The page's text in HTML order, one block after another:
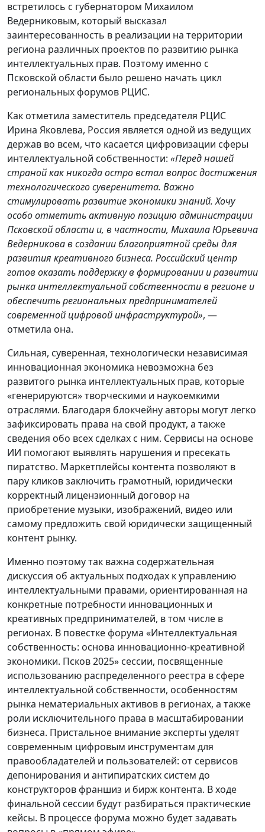
встретилось с губернатором Михаилом
Ведерниковым, который высказал
заинтересованность в реализации на территории
региона различных проектов по развитию рынка
интеллектуальных прав. Поэтому именно с
Псковской области было решено начать цикл
региональных форумов РЦИС.
Как отметила заместитель председателя РЦИС
Ирина Яковлева, Россия является одной из ведущих
держав во всем, что касается цифровизации сферы
интеллектуальной собственности: «Перед нашей
страной как никогда остро встал вопрос достижения
технологического суверенитета. Важно
стимулировать развитие экономики знаний. Хочу
особо отметить активную позицию администрации
Псковской области и, в частности, Михаила Юрьевича
Ведерникова в создании благоприятной среды для
развития креативного бизнеса. Российский центр
готов оказать поддержку в формировании и развитии
рынка интеллектуальной собственности в регионе и
обеспечить региональных предпринимателей
современной цифровой инфраструктурой», —
отметила она.
Сильная, суверенная, технологически независимая
инновационная экономика невозможна без
развитого рынка интеллектуальных прав, которые
«генерируются» творческими и наукоемкими
отраслями. Благодаря блокчейну авторы могут легко
зафиксировать права на свой продукт, а также
сведения обо всех сделках с ним. Сервисы на основе
ИИ помогают выявлять нарушения и пресекать
пиратство. Маркетплейсы контента позволяют в
пару кликов заключить грамотный, юридически
корректный лицензионный договор на
приобретение музыки, изображений, видео или
самому предложить свой юридически защищенный
контент рынку.
Именно поэтому так важна содержательная
дискуссия об актуальных подходах к управлению
интеллектуальными правами, ориентированная на
конкретные потребности инновационных и
креативных предпринимателей, в том числе в
регионах. В повестке форума «Интеллектуальная
собственность: основа инновационно-креативной
экономики. Псков 2025» сессии, посвященные
использованию распределенного реестра в сфере
интеллектуальной собственности, особенностям
рынка нематериальных активов в регионах, а также
роли исключительного права в масштабировании
бизнеса. Пристальное внимание эксперты уделят
современным цифровым инструментам для
правообладателей и пользователей: от сервисов
депонирования и антипиратских систем до
конструкторов франшиз и бирж контента. В ходе
финальной сессии будут разбираться практические
кейсы. В процессе форума можно будет задавать